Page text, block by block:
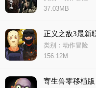
37.03MB
正义之敌3最新
类别：动作冒险
156.12M
寄生兽零移植版